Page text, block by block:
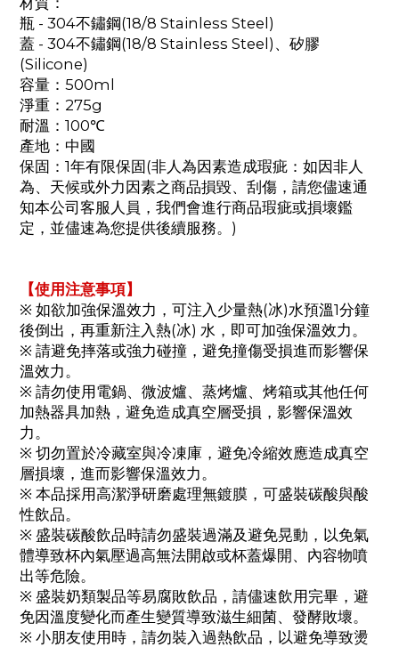
瓶 - 304不鏽鋼(18/8 Stainless Steel)
蓋 - 304不鏽鋼(18/8 Stainless Steel)、矽膠
(Silicone)
容量：500ml
淨重：275g
耐溫：100℃
產地：中國
保固：1年有限保固(非人為因素造成瑕疵：如因非人
為、天候或外力因素之商品損毀、刮傷，請您儘速通
知本公司客服人員，我們會進行商品瑕疵或損壞鑑
定，並儘速為您提供後續服務。)
【使用注意事項】
※ 如欲加強保溫效力，可注入少量熱(冰)水預溫1分鐘
後倒出，再重新注入熱(冰) 水，即可加強保溫效力。
※ 請避免摔落或強力碰撞，避免撞傷受損進而影響保
溫效力。
※ 請勿使用電鍋、微波爐、蒸烤爐、烤箱或其他任何
加熱器具加熱，避免造成真空層受損，影響保溫效
力。
※ 切勿置於冷藏室與冷凍庫，避免冷縮效應造成真空
層損壞，進而影響保溫效力。
※ 本品採用高潔淨研磨處理無鍍膜，可盛裝碳酸與酸
性飲品。
※ 盛裝碳酸飲品時請勿盛裝過滿及避免晃動，以免氣
體導致杯內氣壓過高無法開啟或杯蓋爆開、內容物噴
出等危險。
※ 盛裝奶類製品等易腐敗飲品，請儘速飲用完畢，避
免因溫度變化而產生變質導致滋生細菌、發酵敗壞。
※ 小朋友使用時，請勿裝入過熱飲品，以避免導致燙